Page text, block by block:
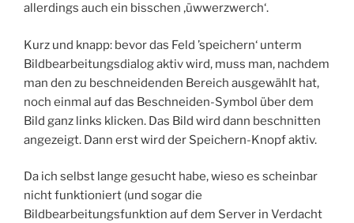
allerdings auch ein bisschen ‚üwwerzwerch‘.
Kurz und knapp: bevor das Feld ’speichern‘ unterm
Bildbearbeitungsdialog aktiv wird, muss man, nachdem
man den zu beschneidenden Bereich ausgewählt hat,
noch einmal auf das Beschneiden-Symbol über dem
Bild ganz links klicken. Das Bild wird dann beschnitten
angezeigt. Dann erst wird der Speichern-Knopf aktiv.
Da ich selbst lange gesucht habe, wieso es scheinbar
nicht funktioniert (und sogar die
Bildbearbeitungsfunktion auf dem Server in Verdacht